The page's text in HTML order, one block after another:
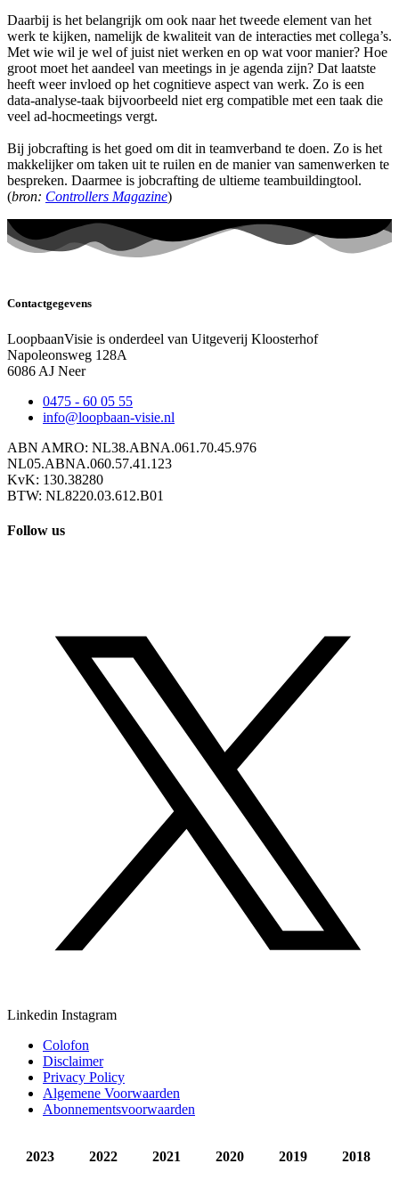
Daarbij is het belangrijk om ook naar het tweede element van het
werk te kijken, namelijk de kwaliteit van de interacties met collega’s.
Met wie wil je wel of juist niet werken en op wat voor manier? Hoe
groot moet het aandeel van meetings in je agenda zijn? Dat laatste
heeft weer invloed op het cognitieve aspect van werk. Zo is een
data-analyse-taak bijvoorbeeld niet erg compatible met een taak die
veel ad-hocmeetings vergt.
Bij jobcrafting is het goed om dit in teamverband te doen. Zo is het
makkelijker om taken uit te ruilen en de manier van samenwerken te
bespreken. Daarmee is jobcrafting de ultieme teambuildingtool.
(bron: Controllers Magazine)
Contactgegevens
LoopbaanVisie is onderdeel van Uitgeverij Kloosterhof
Napoleonsweg 128A
6086 AJ Neer
0475 - 60 05 55
info@loopbaan-visie.nl
ABN AMRO: NL38.ABNA.061.70.45.976
NL05.ABNA.060.57.41.123
KvK: 130.38280
BTW: NL8220.03.612.B01
Follow us
Linkedin Instagram
Colofon
Disclaimer
Privacy Policy
Algemene Voorwaarden
Abonnementsvoorwaarden
2023 2022 2021 2020 2019 2018